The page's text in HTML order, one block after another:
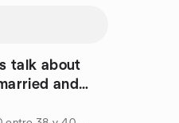
talk about
and